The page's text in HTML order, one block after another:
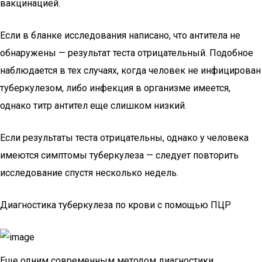
вакцинацией.
Если в бланке исследования написано, что антитела не
обнаружены — результат теста отрицательный. Подобное
наблюдается в тех случаях, когда человек не инфицирован
туберкулезом, либо инфекция в организме имеется,
однако титр антител еще слишком низкий.
Если результаты теста отрицательны, однако у человека
имеются симптомы туберкулеза — следует повторить
исследование спустя несколько недель.
Диагностика туберкулеза по крови с помощью ПЦР